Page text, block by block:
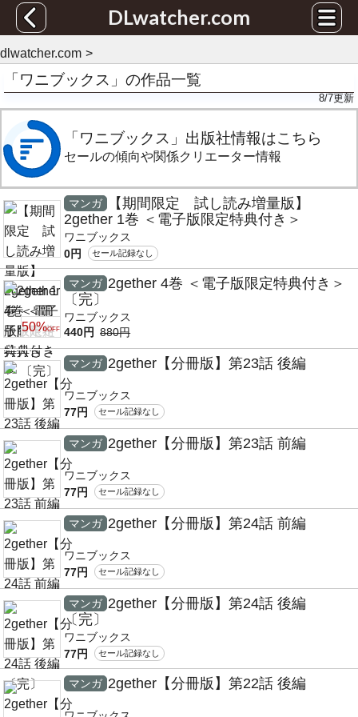
DLwatcher.com
dlwatcher.com
「ワニブックス」の作品一覧
8/7更新
「ワニブックス」出版社情報はこちら
セールの傾向や関係クリエーター情報
マンガ
【期間限定 試し読み増量版】
2gether 1巻 ＜電子版限定特典付き＞
ワニブックス
0円
セール記録なし
50%OFF
マンガ 2gether 4巻 ＜電子版限定特典付き＞
〔完〕
ワニブックス
440円 880円
マンガ 2gether【分冊版】第23話 後編
ワニブックス
77円
セール記録なし
マンガ 2gether【分冊版】第23話 前編
ワニブックス
77円
セール記録なし
マンガ 2gether【分冊版】第24話 前編
ワニブックス
77円
セール記録なし
マンガ 2gether【分冊版】第24話 後編
〔完〕
ワニブックス
77円
セール記録なし
マンガ 2gether【分冊版】第22話 後編